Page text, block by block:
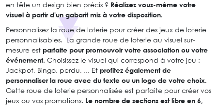
en tête un design bien précis ? Réalisez vous-même votre
visuel à partir d'un gabarit mis à votre disposition.
Personnalisez la roue de loterie pour créer des jeux de loterie
personnalisables. La grande roue de loterie au visuel sur-
mesure est parfaite pour promouvoir votre association ou votre
événement. Choisissez le visuel qui correspond à votre jeu :
Jackpot, Bingo, perdu, ... Et profitez également de
personnaliser la roue avec du texte ou un logo de votre choix.
Cette roue de loterie personnalisée est parfaite pour créer vos
jeux ou vos promotions. Le nombre de sections est libre en 6,